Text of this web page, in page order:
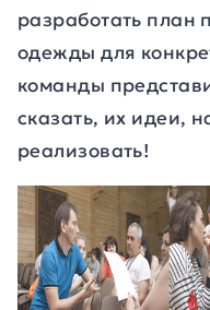
разработать
одежды для
команды
сказать, их идеи,
реализовать!